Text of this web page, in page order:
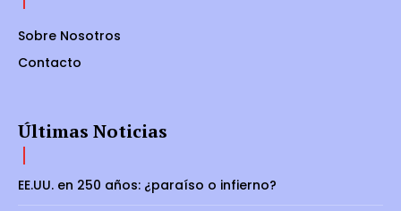
Sobre Nosotros
Contacto
Últimas Noticias
EE.UU. en 250 años: ¿paraíso o infierno?